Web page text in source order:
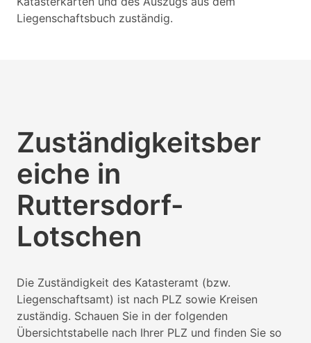
Liegenschaftsbuch zuständig.
Zuständigkeitsber
eiche in
Ruttersdorf-
Lotschen
Die Zuständigkeit des Katasteramt (bzw.
Liegenschaftsamt) ist nach PLZ sowie Kreisen
zuständig. Schauen Sie in der folgenden
Übersichtstabelle nach Ihrer PLZ und finden Sie so